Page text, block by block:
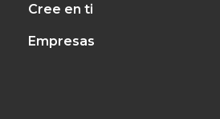
Cree en ti
Empresas